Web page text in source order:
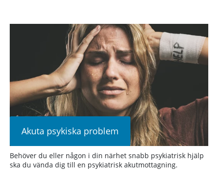
Akuta psykiska problem
Behöver du eller någon i din närhet snabb psykiatrisk hjälp
ska du vända dig till en psykiatrisk akutmottagning.